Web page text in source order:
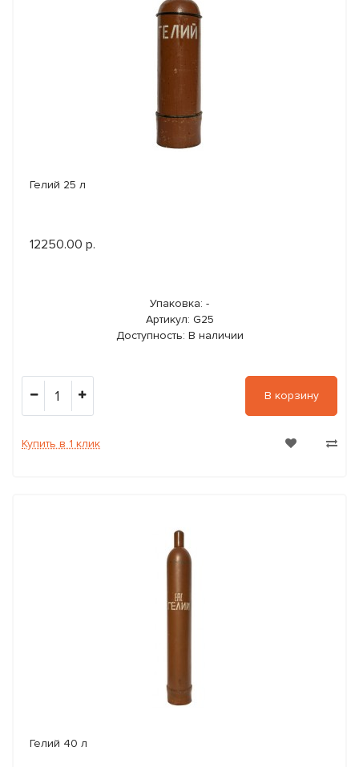
Гелий 25 л
12250.00 р.
Упаковка: -
Артикул: G25
Доступность: В наличии
1 В корзину
Купить в 1 клик
Гелий 40 л